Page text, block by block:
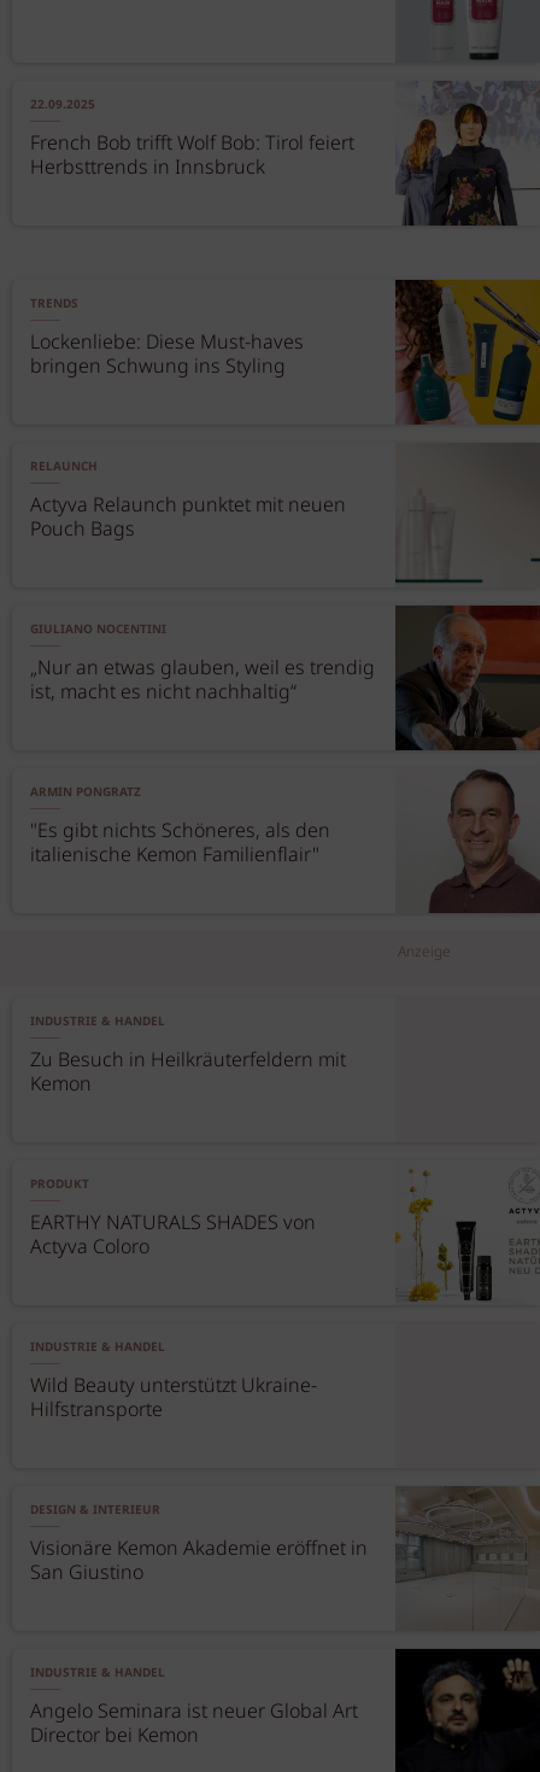
22.09.2025
French Bob trifft Wolf Bob: Tirol feiert
Herbsttrends in Innsbruck
TRENDS
Lockenliebe: Diese Must-haves
bringen Schwung ins Styling
RELAUNCH
Actyva Relaunch punktet mit neuen
Pouch Bags
GIULIANO NOCENTINI
„Nur an etwas glauben, weil es trendig
ist, macht es nicht nachhaltig“
ARMIN PONGRATZ
"Es gibt nichts Schöneres, als den
italienische Kemon Familienflair"
Anzeige
INDUSTRIE & HANDEL
Zu Besuch in Heilkräuterfeldern mit
Kemon
PRODUKT
EARTHY NATURALS SHADES von
Actyva Coloro
INDUSTRIE & HANDEL
Wild Beauty unterstützt Ukraine-
Hilfstransporte
DESIGN & INTERIEUR
Visionäre Kemon Akademie eröffnet in
San Giustino
INDUSTRIE & HANDEL
Angelo Seminara ist neuer Global Art
Director bei Kemon